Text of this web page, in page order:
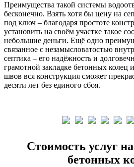
Преимущества такой системы
бесконечно. Взять хотя бы цену на
под ключ – благодаря простоте
установить на своём участке такое
небольшие деньги. Ещё одно
связанное с незамысловатостью
септика – его надёжность и
грамотной закладке бетонных колец
швов вся конструкция сможет
десяти лет без единого сбоя.
Стоимость услуг
бетонных